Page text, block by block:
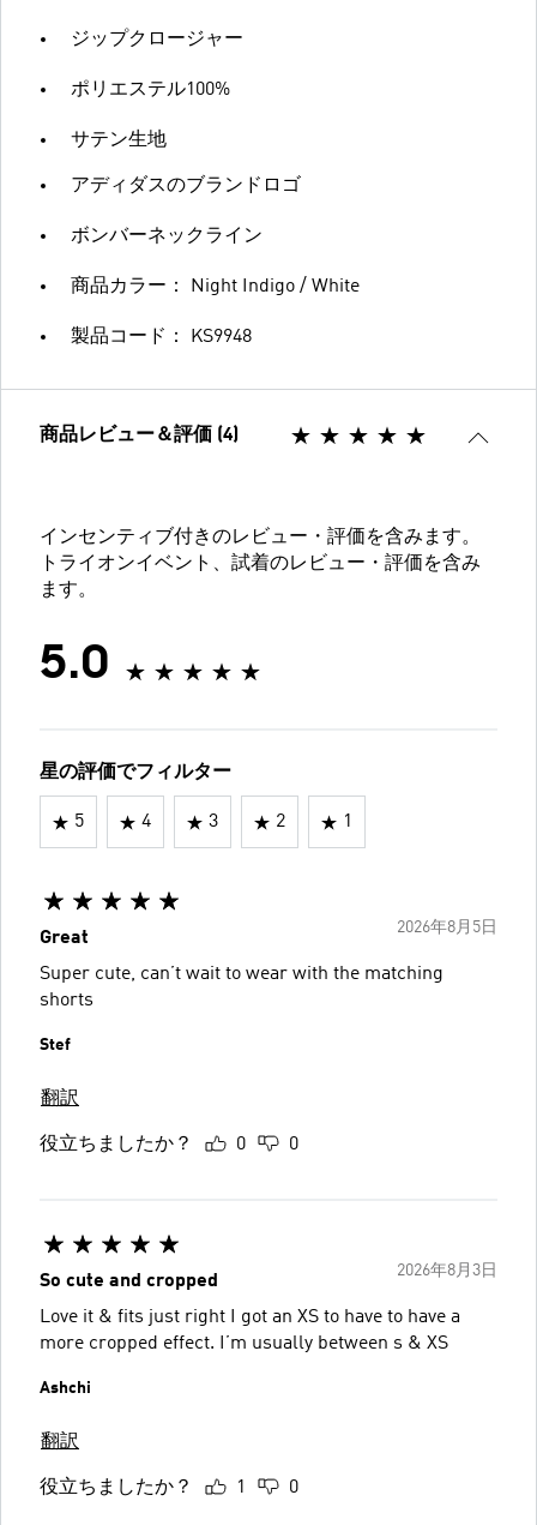
ジップクロージャー
ポリエステル100%
サテン生地
アディダスのブランドロゴ
ボンバーネックライン
商品カラー： Night Indigo / White
製品コード： KS9948
商品レビュー＆評価 (4)
インセンティブ付きのレビュー・評価を含みます。
トライオンイベント、試着のレビュー・評価を含み
ます。
5.0
星の評価でフィルター
5 4 3 2 1
2026年8月5日
Great
Super cute, can’t wait to wear with the matching
shorts
Stef
翻訳
役立ちましたか？ 0 0
2026年8月3日
So cute and cropped
Love it & fits just right I got an XS to have to have a
more cropped effect. I’m usually between s & XS
Ashchi
翻訳
役立ちましたか？ 1 0